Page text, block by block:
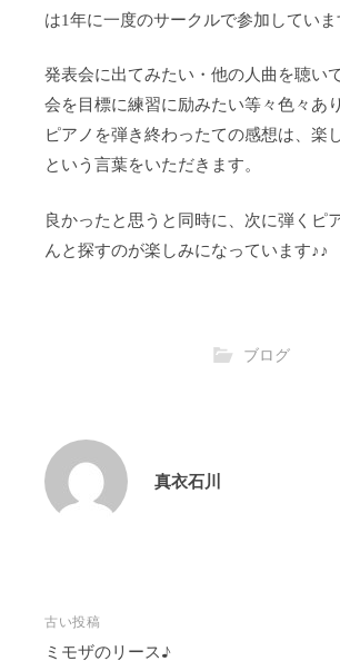
は1年に一度のサークルで参加してい
発表会に出てみたい・他の人曲を聴い
会を目標に練習に励みたい等々色々あ
ピアノを弾き終わったての感想は、楽
という言葉をいただきます。
良かったと思うと同時に、次に弾くピ
んと探すのが楽しみになっています♪♪
ブログ
真衣石川
投
稿
古い投稿
ミモザのリース♪